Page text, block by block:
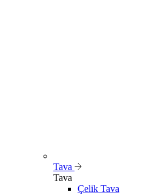
Tava
Tava
Çelik Tava